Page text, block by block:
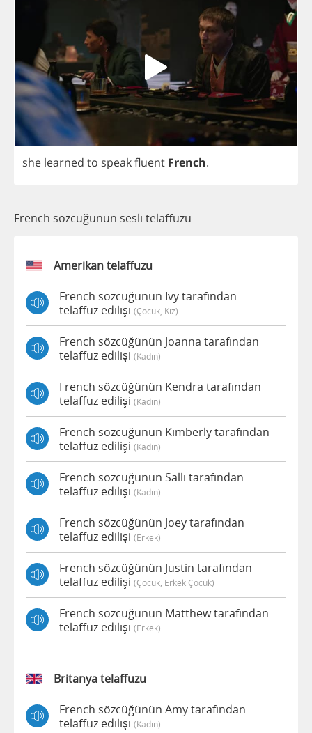
she learned to speakfluent French.
French sözcüğünün sesli telaffuzu
Amerikan telaffuzu
French sözcüğünün Ivy tarafından
telaffuz edilişi (çocuk, Kız)
French sözcüğünün Joanna tarafından
telaffuz edilişi (kadın)
French sözcüğünün Kendra tarafından
telaffuz edilişi (kadın)
French sözcüğünün Kimberly tarafından
telaffuz edilişi (kadın)
French sözcüğünün Salli tarafından
telaffuz edilişi (kadın)
French sözcüğünün Joey tarafından
telaffuz edilişi (erkek)
French sözcüğünün Justin tarafından
telaffuz edilişi (çocuk, Erkek Çocuk)
French sözcüğünün Matthew tarafından
telaffuz edilişi (erkek)
Britanya telaffuzu
French sözcüğünün Amy tarafından
telaffuz edilişi (kadın)